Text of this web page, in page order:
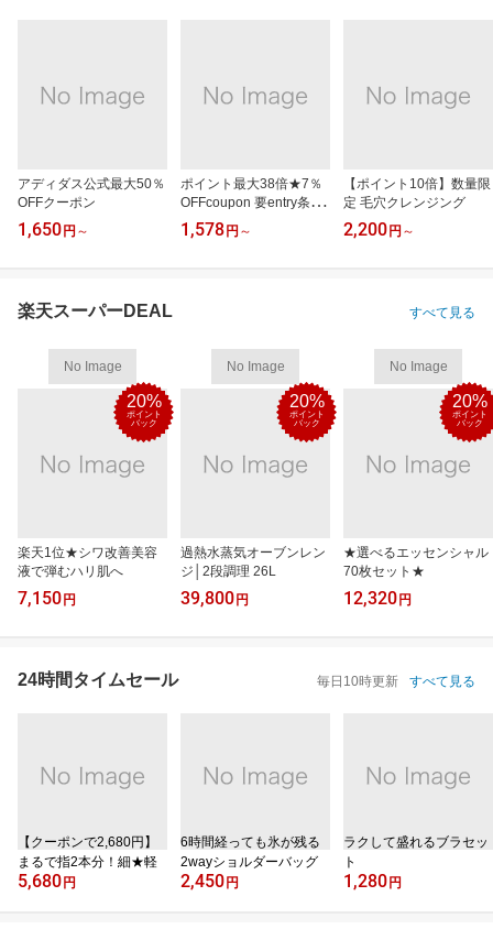
アディダス公式最大50％
OFFクーポン
1,650 円 ～
ポイント最大38倍★7％
OFFcoupon 要entry条件
有
1,578 円 ～
【ポイント10倍】数量限
定 毛穴クレンジング
2,200 円 ～
楽天スーパーDEAL すべて見る
No Image
20%
ポイント
バック
楽天1位★シワ改善美容
液で弾むハリ肌へ
7,150 円
No Image
20%
ポイント
バック
過熱水蒸気オーブンレン
ジ│2段調理 26L
39,800 円
No Image
20%
ポイント
バック
★選べるエッセンシャル
70枚セット★
12,320 円
24時間タイムセール 毎日10時更新 すべて見る
【クーポンで2,680円】
まるで指2本分！細★軽
5,680 円
6時間経っても氷が残る
2wayショルダーバッグ
2,450 円
ラクして盛れるブラセッ
ト
1,280 円